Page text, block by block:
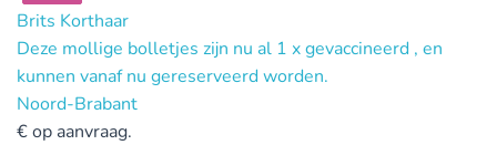
Brits Korthaar
Deze mollige bolletjes zijn nu al 1 x gevaccineerd , en
kunnen vanaf nu gereserveerd worden.
Noord-Brabant
€op aanvraag.